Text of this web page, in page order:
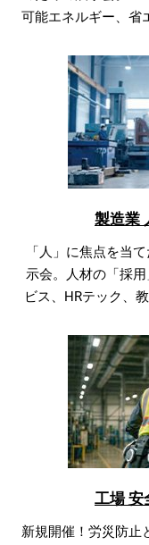
可能エネルギー、省
製造業
「人」に焦点を当
示会。人材の「採
ビス、HRテック、
工場 安
新規開催！労災防止